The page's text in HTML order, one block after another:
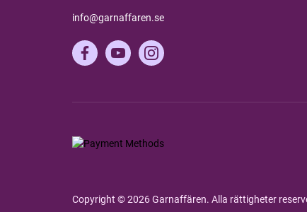
info@garnaffaren.se
Copyright © 2026 Garnaffären. Alla rättigheter